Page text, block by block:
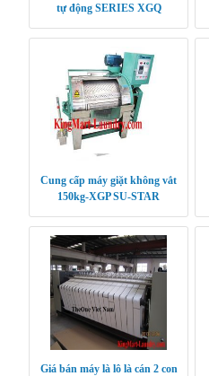
tự động SERIES XGQ
Cung cấp máy giặt không vắt
150kg-XGP SU-STAR
Giá bán máy là lô là cán 2 con